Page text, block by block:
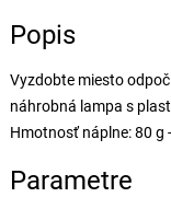
Popis
Vyzdobte miesto
náhrobná lampa s
Hmotnosť náplne: 80 g
Parametre